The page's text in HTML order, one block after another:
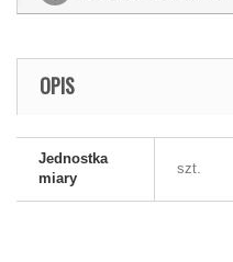
OPIS
Jednostka
miary
szt.